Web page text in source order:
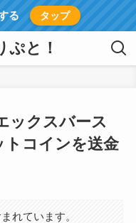
る タップ
ぷと！
ックスバース
コインを送金
れています。